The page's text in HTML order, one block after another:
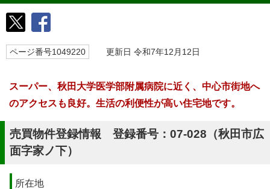
ページ番号1049220 更新日 令和7年12月12日
スーパー、秋田大学医学部附属病院に近く、中心市街地へ
のアクセスも良好。生活の利便性が高い住宅地です。
売買物件登録情報 登録番号：07-028（秋田市広
面字家ノ下）
所在地